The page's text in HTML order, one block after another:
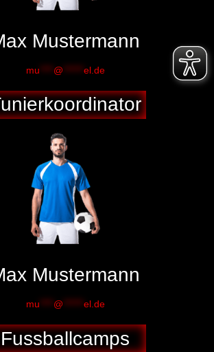
Mustermann
mu @ el.de
Mustermann
mu @ el.de
Fussballcamps